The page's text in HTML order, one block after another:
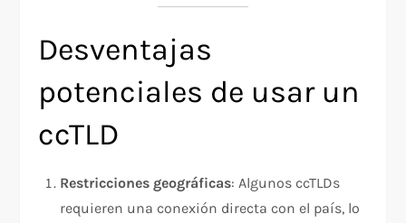
Desventajas
potenciales de usar un
ccTLD
Restricciones geográficas: Algunos ccTLDs
requieren una conexión directa con el país, lo